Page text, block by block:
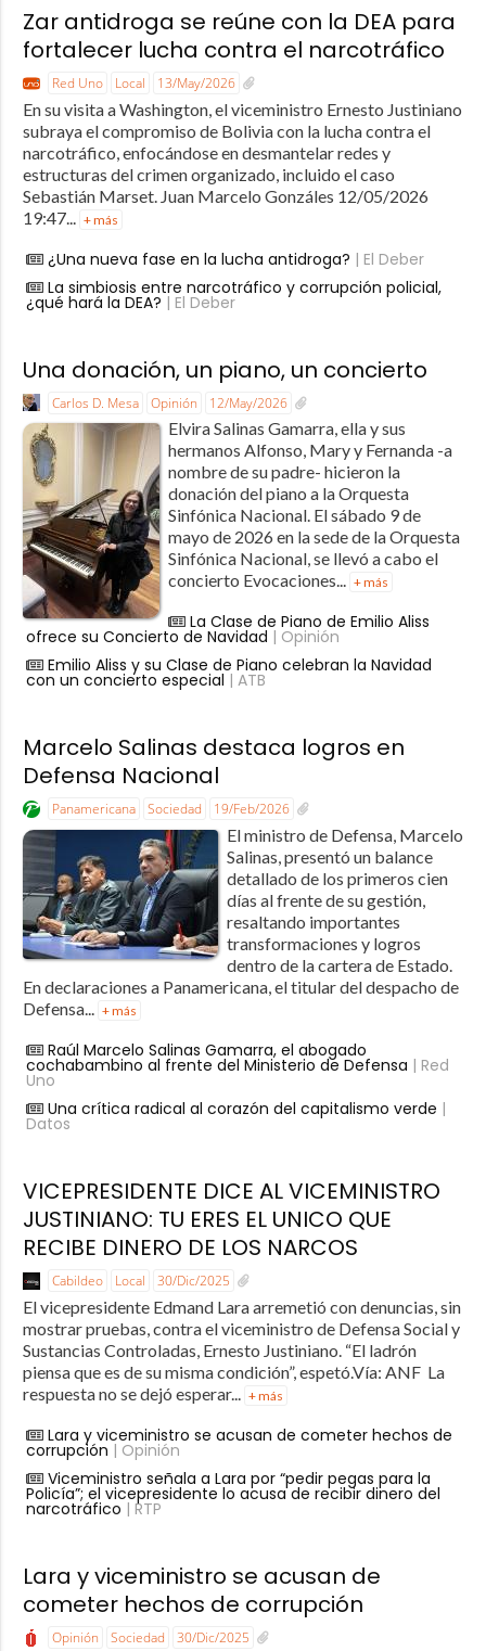
Zar antidroga se reúne con la DEA para
fortalecer lucha contra el narcotráfico
Red Uno Local 13/May/2026
En su visita a Washington, el viceministro Ernesto Justiniano
subraya el compromiso de Bolivia con la lucha contra el
narcotráfico, enfocándose en desmantelar redes y
estructuras del crimen organizado, incluido el caso
Sebastián Marset. Juan Marcelo Gonzáles 12/05/2026
19:47...
+ más
¿Una nueva fase en la lucha antidroga? | El Deber
La simbiosis entre narcotráfico y corrupción policial,
¿qué hará la DEA? | El Deber
Una donación, un piano, un concierto
Carlos D. Mesa Opinión 12/May/2026
Elvira Salinas Gamarra, ella y sus
hermanos Alfonso, Mary y Fernanda -a
nombre de su padre- hicieron la
donación del piano a la Orquesta
Sinfónica Nacional. El sábado 9 de
mayo de 2026 en la sede de la Orquesta
Sinfónica Nacional, se llevó a cabo el
concierto Evocaciones... + más
La Clase de Piano de Emilio Aliss
ofrece su Concierto de Navidad | Opinión
Emilio Aliss y su Clase de Piano celebran la Navidad
con un concierto especial | ATB
Marcelo Salinas destaca logros en
Defensa Nacional
Panamericana Sociedad 19/Feb/2026
El ministro de Defensa, Marcelo
Salinas, presentó un balance
detallado de los primeros cien
días al frente de su gestión,
resaltando importantes
transformaciones y logros
dentro de la cartera de Estado.
En declaraciones a Panamericana, el titular del despacho de
Defensa... + más
Raúl Marcelo Salinas Gamarra, el abogado
cochabambino al frente del Ministerio de Defensa | Red
Uno
Una crítica radical al corazón del capitalismo verde |
Datos
VICEPRESIDENTE DICE AL VICEMINISTRO
JUSTINIANO: TU ERES EL UNICO QUE
RECIBE DINERO DE LOS NARCOS
Cabildeo Local 30/Dic/2025
El vicepresidente Edmand Lara arremetió con denuncias, sin
mostrar pruebas, contra el viceministro de Defensa Social y
Sustancias Controladas, Ernesto Justiniano. “El ladrón
piensa que es de su misma condición”, espetó.Vía: ANF La
respuesta no se dejó esperar... + más
Lara y viceministro se acusan de cometer hechos de
corrupción | Opinión
Viceministro señala a Lara por “pedir pegas para la
Policía”; el vicepresidente lo acusa de recibir dinero del
narcotráfico | RTP
Lara y viceministro se acusan de
cometer hechos de corrupción
Opinión Sociedad 30/Dic/2025